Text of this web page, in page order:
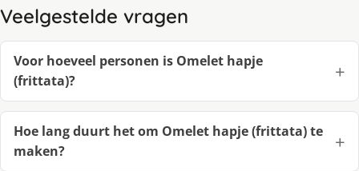
Veelgestelde vragen
Voor hoeveel personen is Omelet hapje
(frittata)?
Hoe lang duurt het om Omelet hapje (frittata) te
maken?